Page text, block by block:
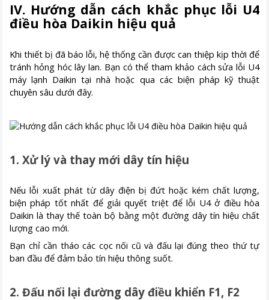
IV. Hướng dẫn cách khắc phục lỗi U4
điều hòa Daikin hiệu quả
Khi thiết bị đã báo lỗi, hệ thống cần được can thiệp kịp thời để
tránh hỏng hóc lây lan. Bạn có thể tham khảo cách sửa lỗi U4
máy lạnh Daikin tại nhà hoặc qua các biện pháp kỹ thuật
chuyên sâu dưới đây.
1. Xử lý và thay mới dây tín hiệu
Nếu lỗi xuất phát từ dây điện bị đứt hoặc kém chất lượng,
biện pháp tốt nhất để giải quyết triệt để lỗi U4 ở điều hòa
Daikin là thay thế toàn bộ bằng một đường dây tín hiệu chất
lượng cao mới.
Bạn chỉ cần tháo các cọc nối cũ và đấu lại đúng theo thứ tự
ban đầu để đảm bảo tín hiệu thông suốt.
2. Đấu nối lại đường dây điều khiển F1, F2